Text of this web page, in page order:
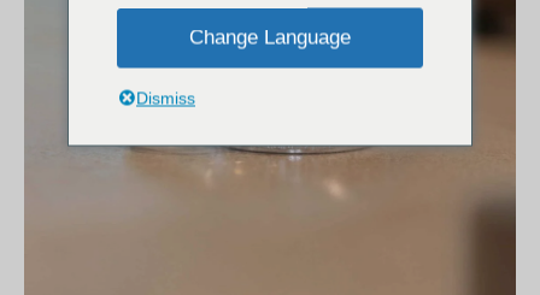
Change Language
Dismiss